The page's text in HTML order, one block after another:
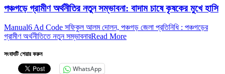
পঞ্চগড়ে গ্রামীণ অর্থনীতির নতুন সম্ভাবনা: বাদাম চাষে কৃষকের মুখে হাসি
Manual6 Ad Code সফিকুল আলম দোলন, পঞ্চগড় জেলা প্রতিনিধি : পঞ্চগড়ের
গ্রামীণ অর্থনীতিতে নতুন সম্ভাবনারRead More
সংবাদটি শেয়ার করুন
WhatsApp